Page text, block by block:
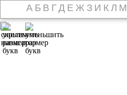
А Б В Г Д Е Ж З И К Л М